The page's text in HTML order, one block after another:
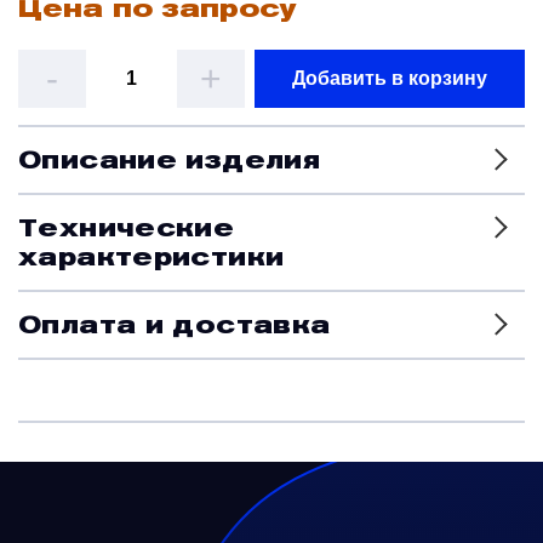
Цена по запросу
- + Добавить в корзину
Описание изделия
Технические
характеристики
Оплата и доставка
Краны и клапаны
Наземное вспомогательное оборудование